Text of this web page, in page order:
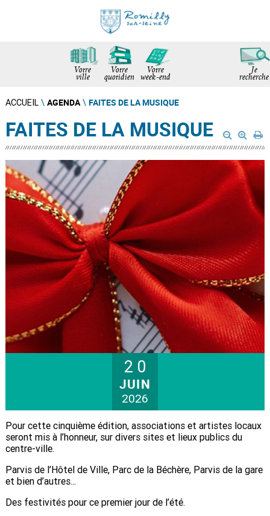
Je
recherche
Votre
ville
Votre
quotidien
Votre
week-end
ACCUEIL\ AGENDA\ FAITES DE LA MUSIQUE
FAITES DE LA MUSIQUE
20
JUIN
2026
Pour cette cinquième édition, associations et artistes locaux
seront mis à l’honneur, sur divers sites et lieux publics du
centre-ville.
Parvis de l’Hôtel de Ville, Parc de la Béchère, Parvis de la gare
et bien d’autres...
Des festivités pour ce premier jour de l’été.